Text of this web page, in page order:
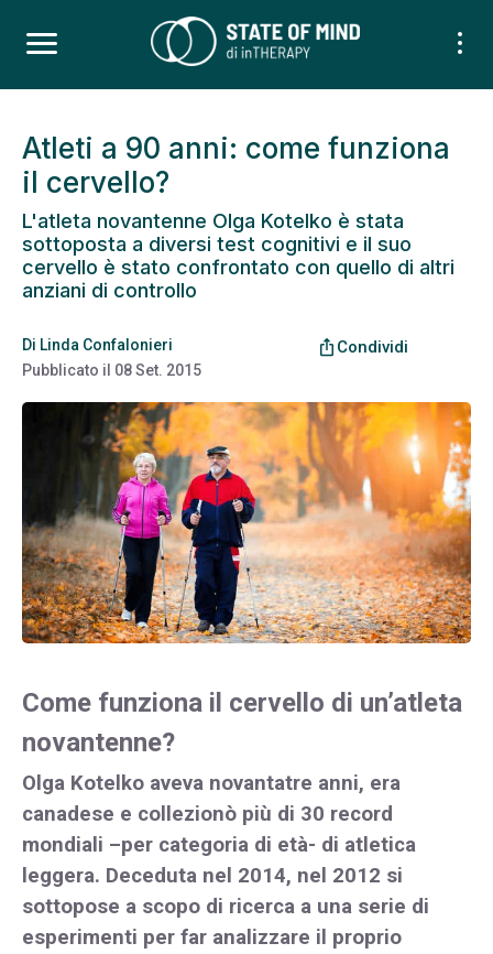
Atleti a 90 anni: come funziona
il cervello?
L'atleta novantenne Olga Kotelko è stata
sottoposta a diversi test cognitivi e il suo
cervello è stato confrontato con quello di altri
anziani di controllo
Di Linda Confalonieri
Pubblicato il 08 Set. 2015
ios_share Condividi
Come funziona il cervello di un’atleta
novantenne?
Olga Kotelko aveva novantatre anni, era
canadese e collezionò più di 30 record
mondiali –per categoria di età- di atletica
leggera. Deceduta nel 2014, nel 2012 si
sottopose a scopo di ricerca a una serie di
esperimenti per far analizzare il proprio